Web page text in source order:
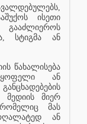
ისეთი
გააძლიეროს
სტიგმა ან
წახალისება
ან
მიერ
მას
ან